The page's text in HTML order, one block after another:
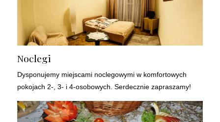
Noclegi
Dysponujemy miejscami noclegowymi w komfortowych
pokojach 2-, 3- i 4-osobowych. Serdecznie zapraszamy!